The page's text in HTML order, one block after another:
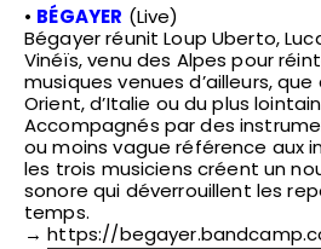
• BÉGAYER (Live)
Bégayer réunit Loup Uberto,
Vinéïs, venu des Alpes pour
musiques venues d’ailleurs,
Orient, d’Italie ou du plus
Accompagnés par des
ou moins vague référence aux
les trois musiciens créent un
sonore qui déverrouillent les
temps.
→https://